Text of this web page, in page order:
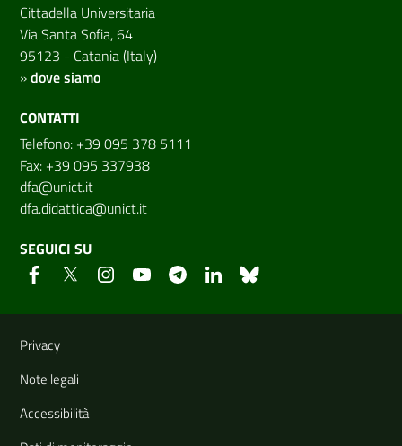
Cittadella Universitaria
Via Santa Sofia, 64
95123 - Catania (Italy)
»dove siamo
CONTATTI
Telefono: +39 095 378 5111
Fax: +39 095 337938
dfa@unict.it
dfa.didattica@unict.it
SEGUICI SU
Link e informazioni utili
Privacy
Note legali
Accessibilità